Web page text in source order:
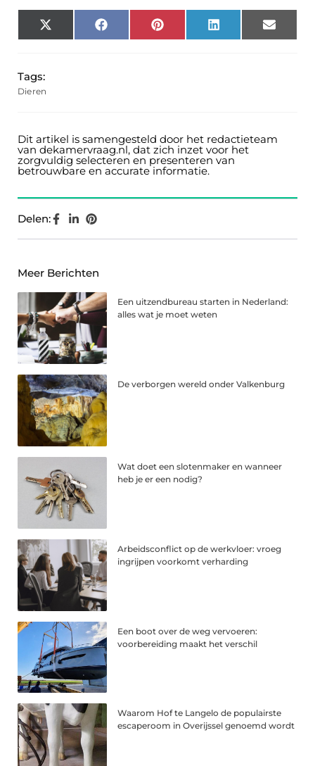
X
(Twitter)
FacebookPinterest LinkedIn Email
Tags:
Dieren
Dit artikel is samengesteld door het redactieteam
van dekamervraag.nl, dat zich inzet voor het
zorgvuldig selecteren en presenteren van
betrouwbare en accurate informatie.
Delen:
Meer Berichten
Een uitzendbureau starten in Nederland:
alles wat je moet weten
De verborgen wereld onder Valkenburg
Wat doet een slotenmaker en wanneer
heb je er een nodig?
Arbeidsconflict op de werkvloer: vroeg
ingrijpen voorkomt verharding
Een boot over de weg vervoeren:
voorbereiding maakt het verschil
Waarom Hof te Langelo de populairste
escaperoom in Overijssel genoemd wordt